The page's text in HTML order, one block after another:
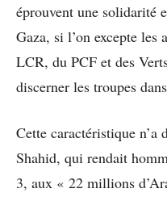
éprouvent une solidarité
Gaza, si l’on excepte les
LCR, du PCF et des
discerner les troupes
Cette caractéristique n’a
Shahid, qui rendait
3, aux « 22 millions